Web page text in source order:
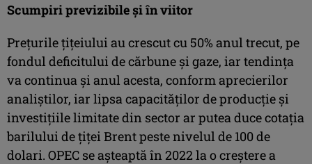
Scumpiri previzibile și în viitor
Preţurile ţiţeiului au crescut cu 50% anul trecut, pe
fondul deficitului de cărbune şi gaze, iar tendinţa
va continua şi anul acesta, conform aprecierilor
analiştilor, iar lipsa capacităţilor de producţie şi
investiţiile limitate din sector ar putea duce cotaţia
barilului de ţiţei Brent peste nivelul de 100 de
dolari. OPEC se aşteaptă în 2022 la o creştere a